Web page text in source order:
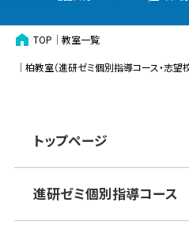
TOP 教室一覧
柏​教室（進研ゼミ個別指導コース・志望
トップページ
進研ゼミ個別指導コース